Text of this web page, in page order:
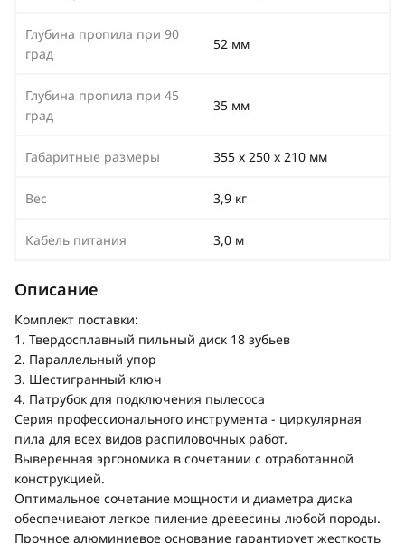
Глубина пропила при 90
град
52 мм
Глубина пропила при 45
град
35 мм
Габаритные размеры 355 х 250 х 210 мм
Вес 3,9 кг
Кабель питания 3,0 м
Описание
Комплект поставки:
1. Твердосплавный пильный диск 18 зубьев
2. Параллельный упор
3. Шестигранный ключ
4. Патрубок для подключения пылесоса
Серия профессионального инструмента - циркулярная
пила для всех видов распиловочных работ.
Выверенная эргономика в сочетании с отработанной
конструкцией.
Оптимальное сочетание мощности и диаметра диска
обеспечивают легкое пиление древесины любой породы.
Прочное алюминиевое основание гарантирует жесткость